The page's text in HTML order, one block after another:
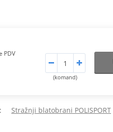
PDV
(komand)
Stražnji blatobrani POLISPORT